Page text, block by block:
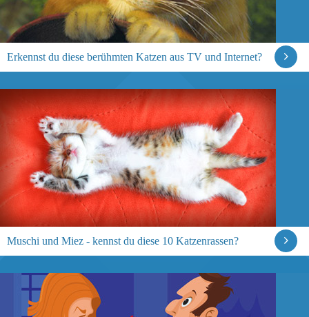
Erkennst du diese berühmten Katzen aus TV und Internet?
Muschi und Miez - kennst du diese 10 Katzenrassen?